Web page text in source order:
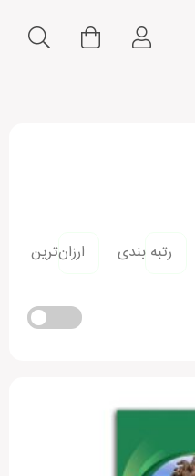
رتبه بندی ارزان‌ترین